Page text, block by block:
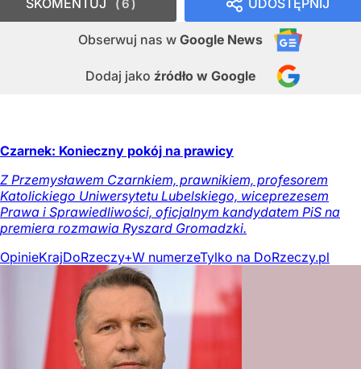
Obserwuj nas w Google News
Dodaj jako źródło w Google
6
Czarnek: Konieczny pokój na prawicy
Z Przemysławem Czarnkiem, prawnikiem, profesorem
Katolickiego Uniwersytetu Lubelskiego, wiceprezesem
Prawa i Sprawiedliwości, oficjalnym kandydatem PiS na
premiera rozmawia Ryszard Gromadzki.
OpinieKrajDoRzeczy+W numerzeTylko na DoRzeczy.pl